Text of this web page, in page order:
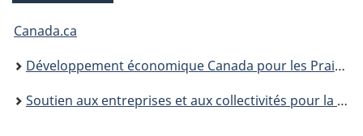
Vous
êtes
ici :
Canada.ca
Développement économique Canada pour les Prairies
Soutien aux entreprises et aux collectivités pour la région des Prairies